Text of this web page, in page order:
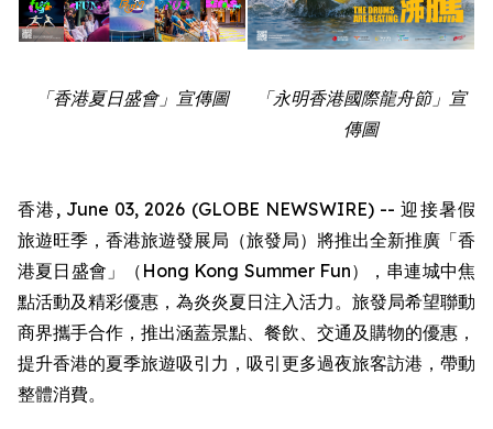
「香港夏日盛會」宣傳圖
「永明香港國際龍舟節」宣
傳圖
香港, June 03, 2026 (GLOBE NEWSWIRE) -- 迎接暑假
旅遊旺季，香港旅遊發展局（旅發局）將推出全新推廣「香
港夏日盛會」（Hong Kong Summer Fun），串連城中焦
點活動及精彩優惠，為炎炎夏日注入活力。旅發局希望聯動
商界攜手合作，推出涵蓋景點、餐飲、交通及購物的優惠，
提升香港的夏季旅遊吸引力，吸引更多過夜旅客訪港，帶動
整體消費。